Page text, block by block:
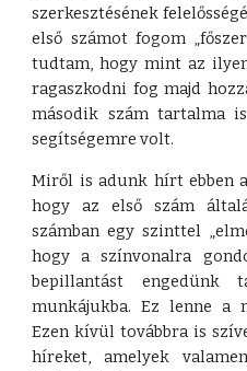
szerkesztésének
első számot fogom
tudtam, hogy mint az
ragaszkodni fog majd
második szám tartalma
segítségemre volt.
Miről is adunk hírt ebben
hogy az első szám
számban egy szinttel
hogy a színvonalra
bepillantást engedünk
munkájukba. Ez lenne a
Ezen kívül továbbra is
híreket, amelyek